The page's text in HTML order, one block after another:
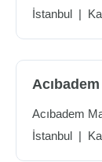
İstanbul |
Acıbadem
İstanbul |